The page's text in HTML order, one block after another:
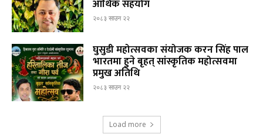
आर्थिक सहयोग
२०८३ साउन २२
घुसुडी महोत्सवका संयोजक करन सिंह पाल
भारतमा हुने बृहत् सांस्कृतिक महोत्सवमा
प्रमुख अतिथि
२०८३ साउन २२
Load more